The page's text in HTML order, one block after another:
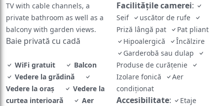
TV with cable channels, a
private bathroom as well as a
balcony with garden views.
Baie privată cu cadă
WiFi gratuit
Balcon
Vedere la grădină
Vedere la oraș
Vedere la
curtea interioară
Aer
Facilităţile camerei:
Seif
uscător de rufe
Priză lângă pat
Pat pliant
Hipoalergică
Încălzire
Garderobă sau dulap
Produse de curățenie
Izolare fonică
Aer
condiţionat
Accesibilitate:
Etaje